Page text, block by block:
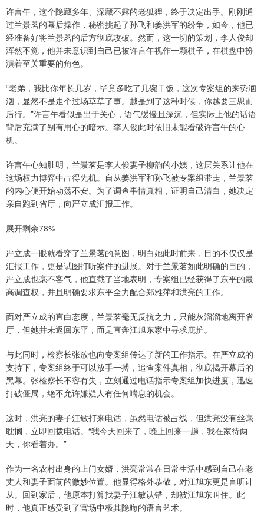
许言午，这个隐藏多年、深藏不露的老狐狸，终于决定出手。刚刚通
过兰景茗的幕后操作，秘密挑起了孙飞和姜洪军的纷争，如今，他已
经准备好将兰景茗的后方彻底攻破。然而，这一切的策划，李人俊却
浑然不觉，他并未意识到自己已被许言午视作一颗棋子，在棋盘中扮
演着至关重要的角色。
“老弟，我比你年长几岁，毕竟多吃了几碗干饭，这次专案组的来势汹
汹，显然不是走个过场草草了事。越是到了这种时候，你越要三思而
后行。”许言午看似是出于关心，语气缓慢且深沉，但实际上他的话语
背后充满了别有用心的暗示。李人俊此时依旧未能看破许言午的心
机。
许言午心知肚明，兰景茗是李人俊妻子柳韵的小姨，这层关系让他在
这场权力博弈中占得先机。自从姜洪军和孙飞被专案组带走，兰景茗
的内心便开始动荡不安。为了调查事情真相，证明自己清白，她决定
亲自跑到省厅，向严立成汇报工作。
展开剩余78%
严立成一眼就看穿了兰景茗的意图，明白她此时前来，目的不仅仅是
汇报工作，更是试图打听案件的进展。对于兰景茗如此明确的目的，
严立成也毫不客气，他直截了当地表明，专案组已经获得了东平的最
高调查权，并且明确要求东平全力配合郑雅萍和洪亮的工作。
面对严立成的直白态度，兰景茗毫无反抗之力，只能灰溜溜地离开省
厅，但她并未返回东平，而是直奔江旭东家中寻求庇护。
与此同时，检察长张放也向专案组传达了新的工作指示。在严立成的
支持下，专案组终于可以放手一搏，追查案件真相，彻底揭开幕后的
黑幕。张检察长不容有失，立刻通过电话指示专案组加快进度，迅速
打破僵局，绝不允许嫌疑人有任何喘息的机会。
这时，洪亮的妻子江敏打来电话，虽然电话被占线，但洪亮没有丝毫
耽搁，立即回拨电话。“我今天回来了，晚上回来一趟，我在家待两
天，你看着办。”
作为一名农村出身的上门女婿，洪亮常常在日常生活中感到自己在老
丈人和妻子面前的微妙位置。他显得格外恭敬，对江旭东更是言听计
从。回到家后，他原本打算找妻子江敏认错，却被江旭东叫住。此
时，他真正感受到了官场中极其隐晦的语言艺术。